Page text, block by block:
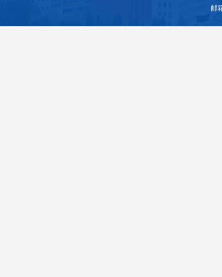
邮